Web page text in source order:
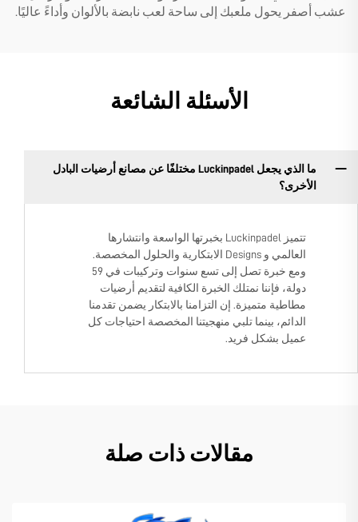
عشب أصفر يحول ملعبك إلى ساحة لعب نابضة بالألوان وأداءً عاليًا.
الأسئلة الشائعة
ما الذي يجعل Luckinpadel مختلفًا عن مصانع أرضيات البادل
الأخرى؟
تتميز Luckinpadel بخبرتها الواسعة وانتشارها
العالمي و Designs الابتكارية والحلول المخصصة.
ومع خبرة تصل إلى تسع سنوات وتركيبات في 59
دولة، فإننا نمتلك الخبرة الكافية لتقديم أرضيات
مطاطية متميزة. إن التزامنا بالابتكار يضمن تقدمنا
الدائم، بينما تلبي منهجيتنا المخصصة احتياجات كل
عميل بشكل فريد.
مقالات ذات صلة